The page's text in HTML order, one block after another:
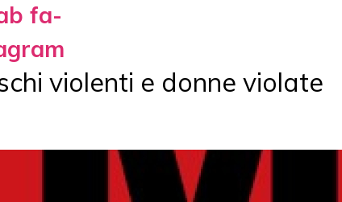
fa-
violenti e donne violate